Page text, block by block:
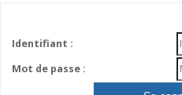
Identifiant :
Mot de passe :